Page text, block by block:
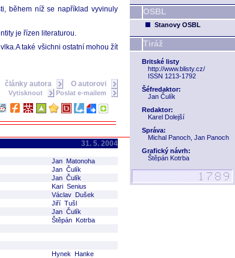
OSBL
Stanovy OSBL
Tiráž
Britské listy
http://www.blisty.cz/
ISSN 1213-1792
Šéfredaktor:
Jan Čulík
Redaktor:
Karel Dolejší
Správa:
Michal Panoch, Jan Panoch
Grafický návrh:
Štěpán Kotrba
během níž se například vyvinuly
je řízen literaturou.
také všichni ostatní mohou žít
články autora
O autorovi
Vytisknout Poslat e-mailem
31. 5. 2004
Jan Matonoha
Jan Čulík
Jan Čulík
Kari Senius
Václav Dušek
Jiří Tušl
Jan Čulík
Štěpán Kotrba
Hynek Hanke